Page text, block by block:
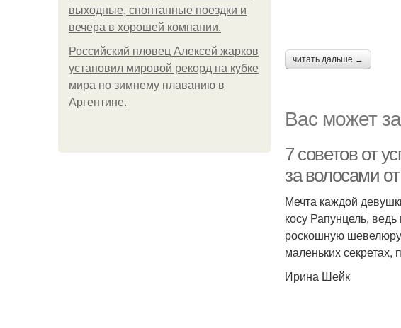
выходные, спонтанные поездки и
вечера в хорошей компании.
Российский пловец Алексей жарков
установил мировой рекорд на кубке
мира по зимнему плаванию в
Аргентине.
читать дальше →
Вас может
7 советов от
за волосами
Мечта каждой
косу Рапунцель,
роскошную шевелюру
маленьких секретах,
Ирина Шейк